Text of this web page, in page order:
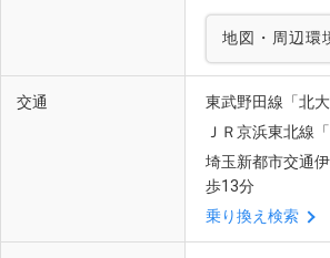
地図・周辺環
交通
東武野田線「北
ＪＲ京浜東北線
埼玉新都市交通
歩13分
乗り換え検索